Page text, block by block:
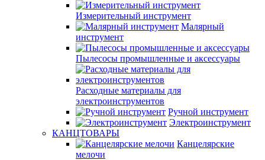
Измерительный инструмент
Малярный
инструмент
Пылесосы промышленные и аксессуары
Расходные материалы для
электроинструментов
Ручной инструмент
Электроинструмент
КАНЦТОВАРЫ
Канцелярские
мелочи